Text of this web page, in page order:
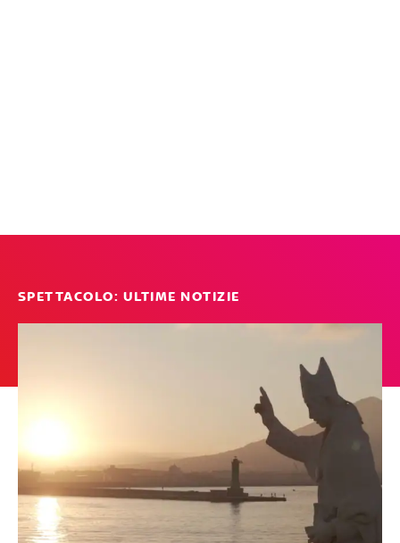
SPETTACOLO: ULTIME NOTIZIE